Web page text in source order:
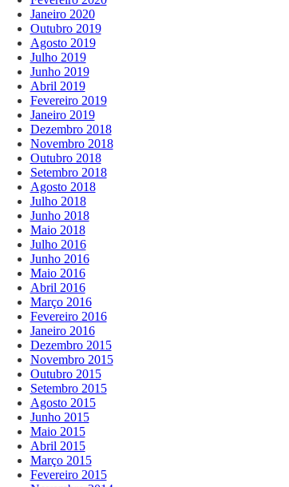
Janeiro 2020
Outubro 2019
Agosto 2019
Julho 2019
Junho 2019
Abril 2019
Fevereiro 2019
Janeiro 2019
Dezembro 2018
Novembro 2018
Outubro 2018
Setembro 2018
Agosto 2018
Julho 2018
Junho 2018
Maio 2018
Julho 2016
Junho 2016
Maio 2016
Abril 2016
Março 2016
Fevereiro 2016
Janeiro 2016
Dezembro 2015
Novembro 2015
Outubro 2015
Setembro 2015
Agosto 2015
Junho 2015
Maio 2015
Abril 2015
Março 2015
Fevereiro 2015